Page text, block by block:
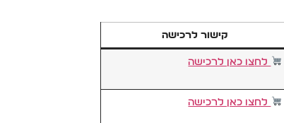
קישור לרכישה
לחצו כאן לרכישה
לחצו כאן לרכישה